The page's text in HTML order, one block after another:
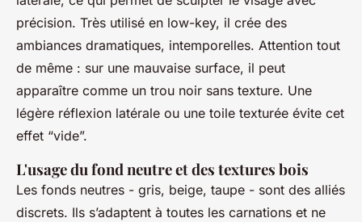
précision. Très utilisé en low-key, il crée des
ambiances dramatiques, intemporelles. Attention tout
de même : sur une mauvaise surface, il peut
apparaître comme un trou noir sans texture. Une
légère réflexion latérale ou une toile texturée évite cet
effet “vide”.
L'usage du fond neutre et des textures bois
Les fonds neutres - gris, beige, taupe - sont des alliés
discrets. Ils s’adaptent à toutes les carnations et ne